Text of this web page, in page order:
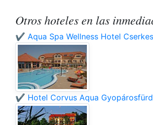
Otros hoteles en las
✔️ Aqua Spa Wellness Hotel
✔️ Hotel Corvus Aqua